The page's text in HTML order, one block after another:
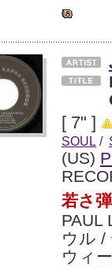
[ 7" ]
SOUL /
(US)
若さ
PAUL
ウル /
ウィ